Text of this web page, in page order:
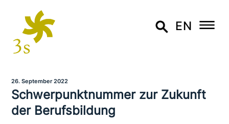
EN
26. September 2022
Schwerpunktnummer zur Zukunft
der Berufsbildung